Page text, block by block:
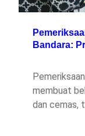
Bandara:
membuat
dan cemas,